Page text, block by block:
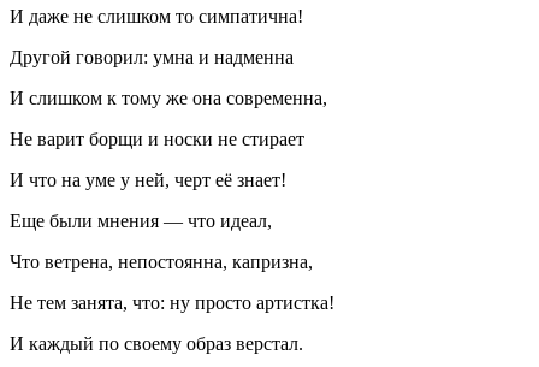
И даже не слишком то симпатична!
Другой говорил: умна и надменна
И слишком к тому же она современна,
Не варит борщи и носки не стирает
И что на уме у ней, черт её знает!
Еще были мнения — что идеал,
Что ветрена, непостоянна, капризна,
Не тем занята, что: ну просто артистка!
И каждый по своему образ верстал.